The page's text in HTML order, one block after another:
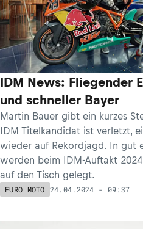
IDM News: Fliegender
und schneller Bayer
Martin Bauer gibt ein kurzes
IDM Titelkandidat ist verletzt,
wieder auf Rekordjagd. In gut
werden beim IDM-Auftakt
auf den Tisch gelegt.
EURO MOTO 24.04.2024 - 09:37